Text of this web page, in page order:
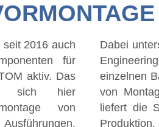
2016 auch
für
aktiv. Das
sich hier
von
Partner im
der
und Fertigung
und
in-Time“ zur
dem Motto